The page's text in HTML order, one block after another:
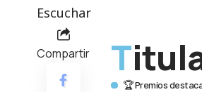
Escuchar
Compartir
🏆 Premios